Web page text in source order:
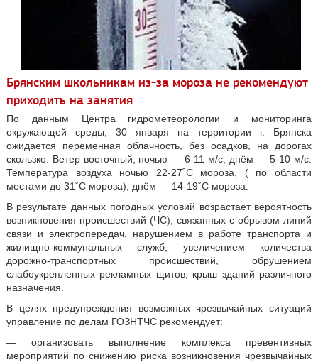
Брянским школьникам из-за мороза не рекомендуют
приходить на занятия
По данным Центра гидрометеорологии и мониторинга
окружающей среды, 30 января на территории г. Брянска
ожидается переменная облачность, без осадков, на дорогах
скользко. Ветер восточный, ночью — 6-11 м/с, днём — 5-10 м/с.
Температура воздуха ночью 22-27˚C мороза, ( по области
местами до 31˚C мороза), днём — 14-19˚C мороза.
В результате данных погодных условий возрастает вероятность
возникновения происшествий (ЧС), связанных с обрывом линий
связи и электропередач, нарушением в работе транспорта и
жилищно-коммунальных служб, увеличением количества
дорожно-транспортных происшествий, обрушением
слабоукрепленных рекламных щитов, крыш зданий различного
назначения.
В целях предупреждения возможных чрезвычайных ситуаций
управление по делам ГОЗНТЧС рекомендует:
— организовать выполнение комплекса превентивных
мероприятий по снижению риска возникновения чрезвычайных